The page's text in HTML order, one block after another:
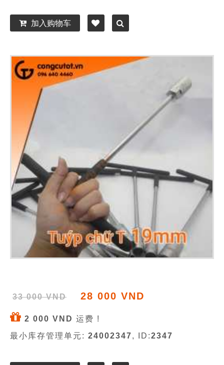
加入购物车
33 000 VND 28 000 VND
2 000 VND 运费 !
最小库存管理单元: 24002347, ID:2347